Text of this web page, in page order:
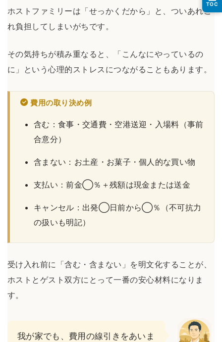
ホストファミリーは「せっかくだから」と、ついあれこ
れ負担してしまいがちです。
その気持ちが積み重なると、「こんなにやっているの
に」という心理的ストレスにつながることもあります。
費用の取り決め例
含む：食事・交通費・空港送迎・入場料（事前
合意分）
含まない：お土産・お菓子・個人的な買い物
支払い：前金◯％＋残額は現金または送金
キャンセル：出発◯日前から◯％（不可抗力
の扱いも明記）
受け入れ前に「含む・含まない」を明文化することが、
ホストとゲスト双方にとって一番の安心材料になりま
す。
我が家でも、費用の線引きをあいま
TOC